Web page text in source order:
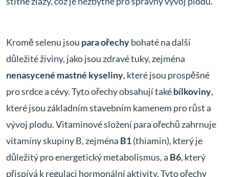
Kromě selenu jsou para ořechybohaté na další
důležité živiny, jako jsou zdravé tuky, zejména
nenasycené mastné kyseliny, které jsou prospěšné
pro srdce a cévy. Tyto ořechy obsahují takébílkoviny,
které jsou základním stavebním kamenem pro růst a
vývoj plodu. Vitaminové složení para ořechů zahrnuje
vitamíny skupiny B, zejména B1(thiamin), který je
důležitý pro energetický metabolismus, a B6, který
přispívá k regulaci hormonální aktivity. Tyto ořechy